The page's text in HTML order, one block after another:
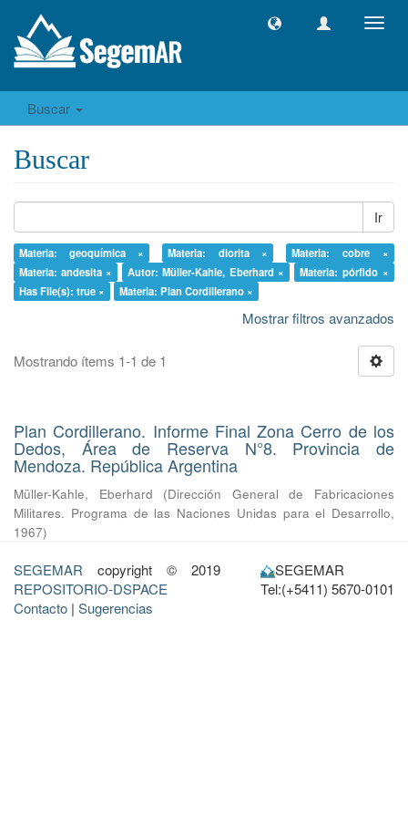
Buscar
Buscar
Ir
Materia: geoquímica × Materia: diorita ×
Materia: cobre ×
Materia: andesita ×
Autor: Müller-Kahle, Eberhard ×
Materia: pórfido ×
Has File(s): true ×
Materia: Plan Cordillerano ×
Mostrar filtros avanzados
Mostrando ítems 1-1 de 1
Plan Cordillerano. Informe Final Zona Cerro de los
Dedos, Área de Reserva N°8. Provincia de
Mendoza. República Argentina
Müller-Kahle, Eberhard (Dirección General de Fabricaciones
Militares. Programa de las Naciones Unidas para el Desarrollo,
1967)
SEGEMAR copyright © 2019
REPOSITORIO-DSPACE
Contacto | Sugerencias
SEGEMAR
Tel:(+5411) 5670-0101